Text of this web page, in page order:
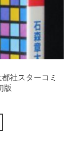
社スターコミ
版